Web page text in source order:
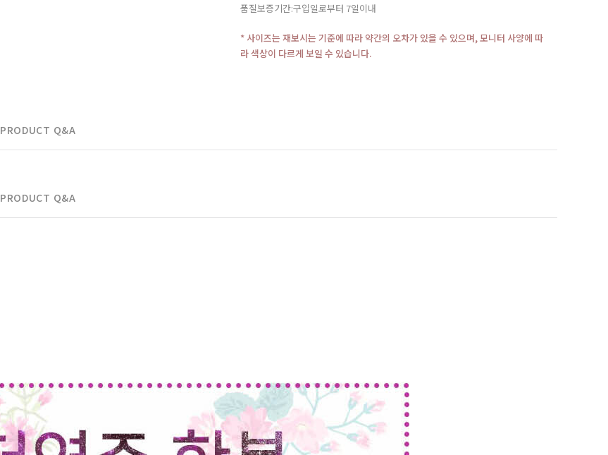
품질보증기간:구입일로부터 7일이내
* 사이즈는 재보시는 기준에 따라 약간의 오차가 있을 수 있으며, 모니터 사양에 따
라 색상이 다르게 보일 수 있습니다.
PRODUCT Q&A
PRODUCT Q&A